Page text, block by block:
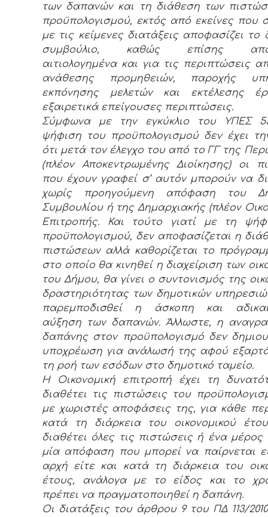
των δαπανών και τη διάθεση των
προϋπολογισμού, εκτός από εκείνες που
με τις κείμενες διατάξεις αποφασίζει το
συμβούλιο, καθώς επίσης
αιτιολογημένα και για τις περιπτώσεις
ανάθεσης προμηθειών, παροχής
εκπόνησης μελετών και εκτέλεσης
εξαιρετικά επείγουσες περιπτώσεις.
Σύμφωνα με την εγκύκλιο του ΥΠΕΣ
ψήφιση του προϋπολογισμού δεν έχει
ότι μετά τον έλεγχο του από το ΓΓ της
(πλέον Αποκεντρωμένης Διοίκησης) οι
που έχουν γραφεί σ’ αυτόν μπορούν να
χωρίς προηγούμενη απόφαση του
Συμβουλίου ή της Δημαρχιακής (πλέον
Επιτροπής. Και τούτο γιατί με τη
προϋπολογισμού, δεν αποφασίζεται η
πιστώσεων αλλά καθορίζεται το
στο οποίο θα κινηθεί η διαχείριση των
του Δήμου, θα γίνει ο συντονισμός της
δραστηριότητας των δημοτικών
παρεμποδισθεί η άσκοπη και
αύξηση των δαπανών. Άλλωστε, η
δαπάνης στον προϋπολογισμό δεν
υποχρέωση για ανάλωσή της αφού
τη ροή των εσόδων στο δημοτικό ταμείο.
Η Οικονομική επιτροπή έχει τη
διαθέτει τις πιστώσεις του
με χωριστές αποφάσεις της, για κάθε
κατά τη διάρκεια του οικονομικού
διαθέτει όλες τις πιστώσεις ή ένα μέρος
μία απόφαση που μπορεί να παίρνεται
αρχή είτε και κατά τη διάρκεια του
έτους, ανάλογα με το είδος και το
πρέπει να πραγματοποιηθεί η δαπάνη.
Οι διατάξεις του άρθρου 9 του ΠΔ 113/